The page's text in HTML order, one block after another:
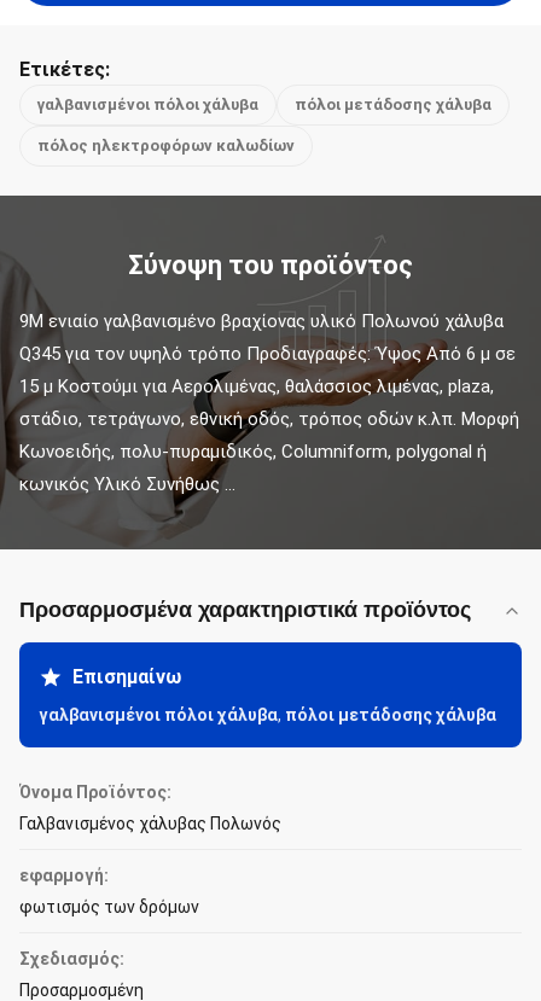
Ετικέτες:
γαλβανισμένοι πόλοι χάλυβα πόλοι μετάδοσης χάλυβα
πόλος ηλεκτροφόρων καλωδίων
Σύνοψη του προϊόντος
9M ενιαίο γαλβανισμένο βραχίονας υλικό Πολωνού χάλυβα
Q345 για τον υψηλό τρόπο Προδιαγραφές: Ύψος Από 6 μ σε
15 μ Κοστούμι για Αερολιμένας, θαλάσσιος λιμένας, plaza,
στάδιο, τετράγωνο, εθνική οδός, τρόπος οδών κ.λπ. Μορφή
Κωνοειδής, πολυ-πυραμιδικός, Columniform, polygonal ή
κωνικός Υλικό Συνήθως ...
Προσαρμοσμένα χαρακτηριστικά προϊόντος
Επισημαίνω
γαλβανισμένοι πόλοι χάλυβα, πόλοι μετάδοσης χάλυβα
Όνομα Προϊόντος:
Γαλβανισμένος χάλυβας Πολωνός
εφαρμογή:
φωτισμός των δρόμων
Σχεδιασμός:
Προσαρμοσμένη